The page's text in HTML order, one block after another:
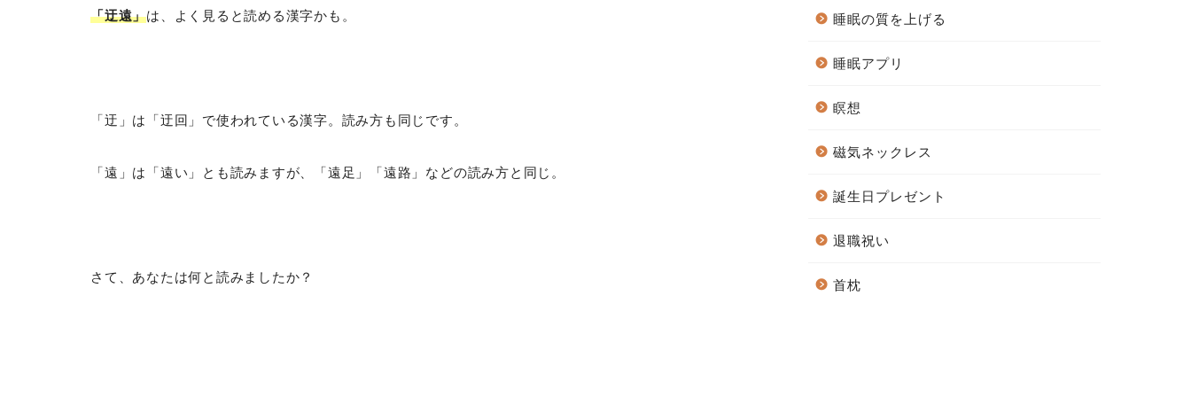
「迂遠」は、よく見ると読める漢字かも。
「迂」は「迂回」で使われている漢字。読み方も同じです。
「遠」は「遠い」とも読みますが、「遠足」「遠路」などの読み方と同じ。
さて、あなたは何と読みましたか？
睡眠の質を上げる
睡眠アプリ
瞑想
磁気ネックレス
誕生日プレゼント
退職祝い
首枕